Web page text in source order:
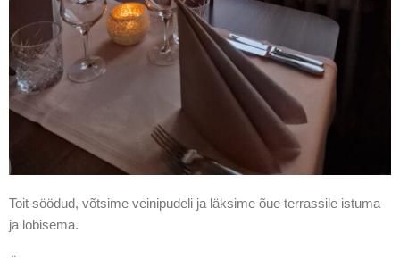
Toit söödud, võtsime veinipudeli ja läksime õue terrassile istuma
ja lobisema.